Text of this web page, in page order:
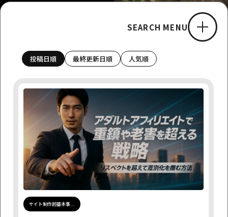
SEARCH MENU
カテゴリーで探す
アダルトアフィリエイト情報
アフィリエイトニュース
アフィリエイト基礎学習
サイト制作超基本事項
つぶやき
ネットビジネス
はじめに
制作代行サービスについて
完成サイト販売
運営日誌
月日で探す
投稿日順 最終更新日順 人気順
サイト制作超基本事...